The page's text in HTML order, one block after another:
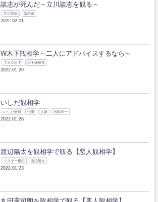
談志が死んだ～立川談志を観る～
立川談志 落語家
2022.02.01
W木下観相学～二人にアドバイスするなら～
ＴＫＯ木下 木下優樹菜
2022.01.29
いしだ観相学
いしだ壱成 俳優 大麻 石田純一
2022.01.26
渡辺陽太を観相学で観る【悪人観相学】
ミスター慶応 渡辺陽太
2022.01.23
丸田憲司朗を観相学で観る【悪人観相学】